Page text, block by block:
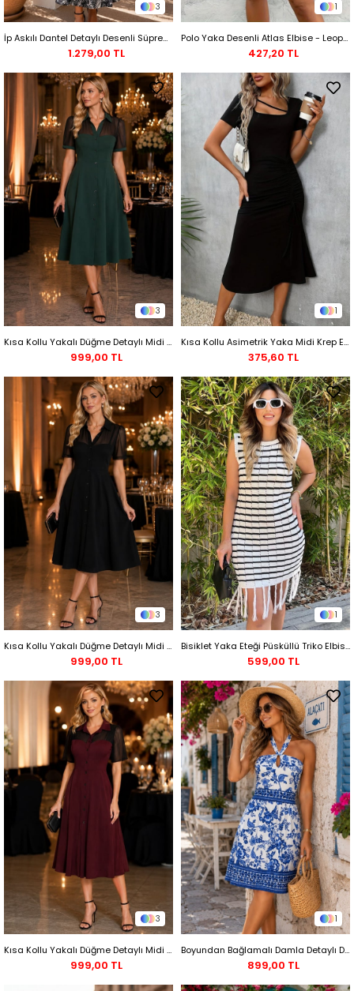
3
İp Askılı Dantel Detaylı Desenli Süprem Maxi Elbise - Siyah
1.279,00 TL
1
Polo Yaka Desenli Atlas Elbise - Leopar
427,20 TL
3
Kısa Kollu Yakalı Düğme Detaylı Midi Krep Elbise - Yeşil
999,00 TL
1
Kısa Kollu Asimetrik Yaka Midi Krep Elbise - Siyah
375,60 TL
3
Kısa Kollu Yakalı Düğme Detaylı Midi Krep Elbise - Siyah
999,00 TL
1
Bisiklet Yaka Eteği Püsküllü Triko Elbise Beyaz
599,00 TL
3
Kısa Kollu Yakalı Düğme Detaylı Midi Krep Elbise - Bordo
999,00 TL
1
Boyundan Bağlamalı Damla Detaylı Desenli Süprem Mini Elbise - Mavi
899,00 TL